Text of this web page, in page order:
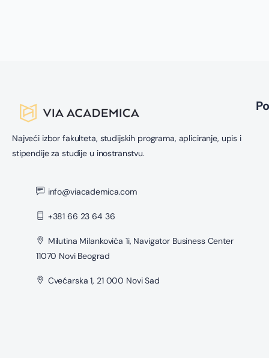
Najveći izbor fakulteta, studijskih programa, apliciranje, upis i
stipendije za studije u inostranstvu.
info@viacademica.com
+381 66 23 64 36
Milutina Milankovića 1i, Navigator Business Center
11070 Novi Beograd
Cvećarska 1, 21 000 Novi Sad